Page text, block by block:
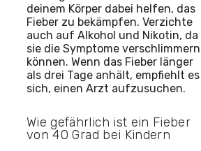
deinem Körper dabei helfen, das
Fieber zu bekämpfen. Verzichte
auch auf Alkohol und Nikotin, da
sie die Symptome verschlimmern
können. Wenn das Fieber länger
als drei Tage anhält, empfiehlt es
sich, einen Arzt aufzusuchen.
Wie gefährlich ist ein Fieber
von 40 Grad bei Kindern